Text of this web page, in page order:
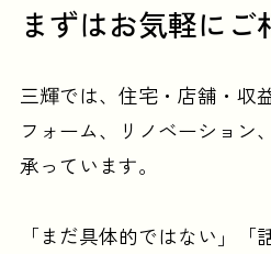
まずはお気軽にご
三輝では、住宅・店舗・収
フォーム、リノベーション
承っています。
「まだ具体的ではない」「